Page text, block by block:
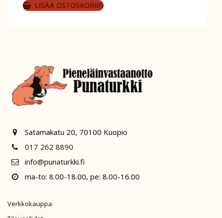
LISÄÄ OSTOSKORIIN
Satamakatu 20, 70100 Kuopio
017 262 8890
info@punaturkki.fi
ma-to: 8.00-18.00, pe: 8.00-16.00
Verkkokauppa